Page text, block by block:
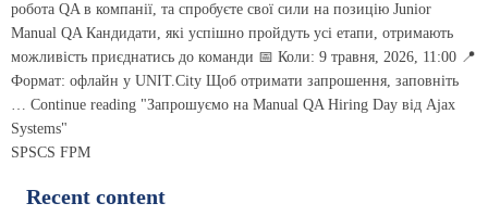
робота QA в компанії, та спробуєте свої сили на позицію Junior
Manual QA Кандидати, які успішно пройдуть усі етапи, отримають
можливість приєднатись до команди 📅 Коли: 9 травня, 2026, 11:00 📍
Формат: офлайн у UNIT.City Щоб отримати запрошення, заповніть
… Continue reading "Запрошуємо на Manual QA Hiring Day від Ajax
Systems"
SPSCS FPM
Recent content